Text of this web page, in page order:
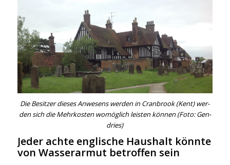
Die Besit­zer die­ses Anwe­sens wer­den in Cran­brook (Kent) wer­
den sich die Mehr­kos­ten womög­lich leis­ten kön­nen (Foto: Gen­
d­ries)
Jeder achte englische Haushalt könnte
von Wasserarmut betroffen sein